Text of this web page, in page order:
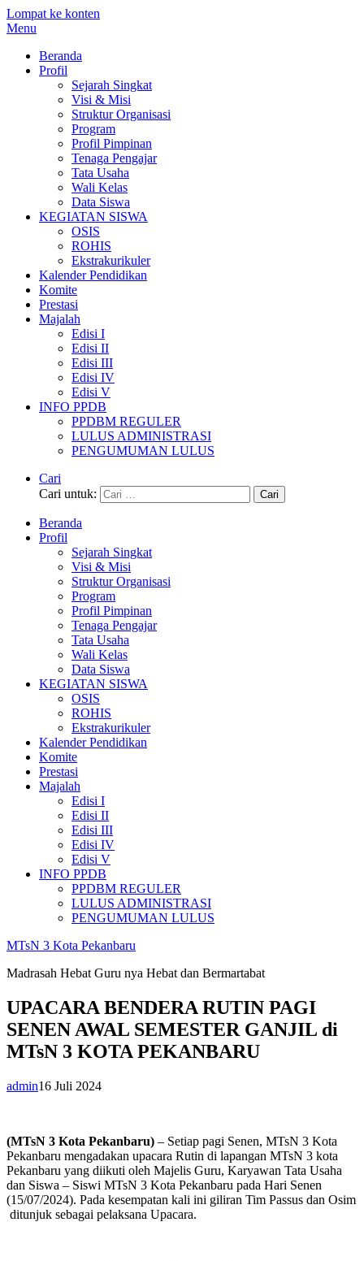
Lompat ke konten
Menu
Beranda
Profil
Sejarah Singkat
Visi & Misi
Struktur Organisasi
Program
Profil Pimpinan
Tenaga Pengajar
Tata Usaha
Wali Kelas
Data Siswa
KEGIATAN SISWA
OSIS
ROHIS
Ekstrakurikuler
Kalender Pendidikan
Komite
Prestasi
Majalah
Edisi I
Edisi II
Edisi III
Edisi IV
Edisi V
INFO PPDB
PPDBM REGULER
LULUS ADMINISTRASI
PENGUMUMAN LULUS
Cari
Cari untuk:
Beranda
Profil
Sejarah Singkat
Visi & Misi
Struktur Organisasi
Program
Profil Pimpinan
Tenaga Pengajar
Tata Usaha
Wali Kelas
Data Siswa
KEGIATAN SISWA
OSIS
ROHIS
Ekstrakurikuler
Kalender Pendidikan
Komite
Prestasi
Majalah
Edisi I
Edisi II
Edisi III
Edisi IV
Edisi V
INFO PPDB
PPDBM REGULER
LULUS ADMINISTRASI
PENGUMUMAN LULUS
MTsN 3 Kota Pekanbaru
Madrasah Hebat Guru nya Hebat dan Bermartabat
UPACARA BENDERA RUTIN PAGI
SENEN AWAL SEMESTER GANJIL di
MTsN 3 KOTA PEKANBARU
admin16 Juli 2024
(MTsN 3 Kota Pekanbaru) – Setiap pagi Senen, MTsN 3 Kota
Pekanbaru mengadakan upacara Rutin di lapangan MTsN 3 kota
Pekanbaru yang diikuti oleh Majelis Guru, Karyawan Tata Usaha
dan Siswa – Siswi MTsN 3 Kota Pekanbaru pada Hari Senen
(15/07/2024). Pada kesempatan kali ini giliran Tim Passus dan Osim
ditunjuk sebagai pelaksana Upacara.